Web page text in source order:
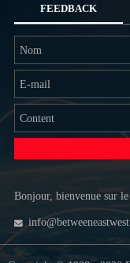
FEEDBACK
Bonjour, bienvenue sur